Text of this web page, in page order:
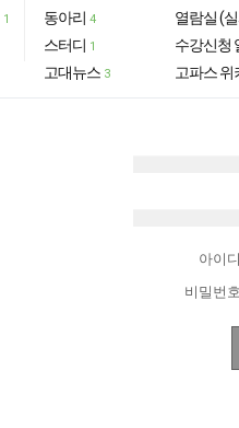
1 동아리 4
스터디 1
고대뉴스 3
열람실 (
수강신청
고파스 위
아이
비밀번